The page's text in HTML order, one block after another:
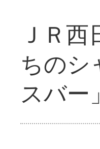
ＪＲ
ちのシ
スバー